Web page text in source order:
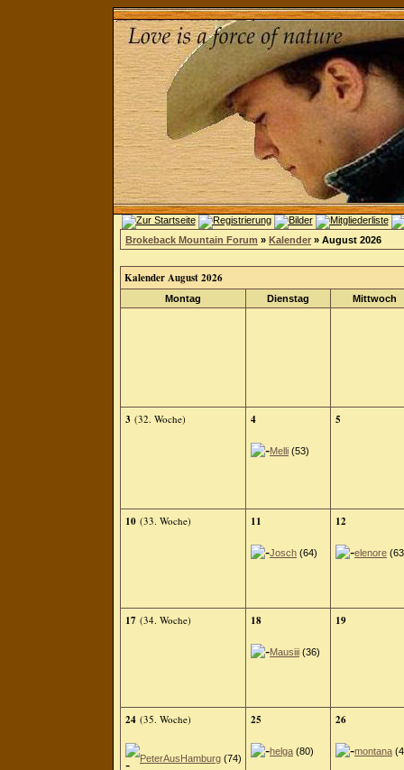
Brokeback Mountain Forum » Kalender » August 2026
Kalender August 2026
Montag Dienstag Mittwoch
3 (32. Woche) 4
Melli (53)
5
10 (33. Woche) 11
Josch (64)
12
elenore
17 (34. Woche) 18
Mausiii (36)
19
24 (35. Woche)
PeterAusHamburg (74)
25
helga (80)
26
montana